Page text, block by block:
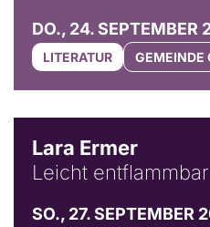
DO., 24. SEPTEMBER
LITERATUR GEMEINDE
Lara Ermer
Leicht entflammbar
SO., 27. SEPTEMBER